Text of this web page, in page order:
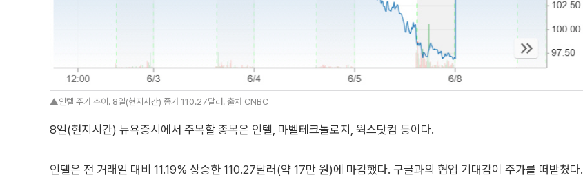
▲인텔 주가 추이. 8일(현지시간) 종가 110.27달러. 출처 CNBC
8일(현지시간) 뉴욕증시에서 주목할 종목은 인텔, 마벨테크놀로지, 윅스닷컴 등이다.
인텔은 전 거래일 대비 11.19% 상승한 110.27달러(약 17만 원)에 마감했다. 구글과의 협업 기대감이 주가를 떠받쳤다.